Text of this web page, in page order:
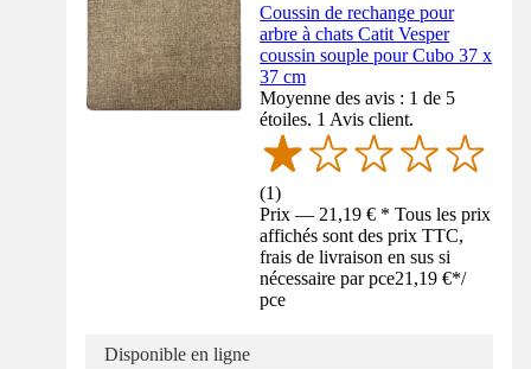
Coussin de rechange pour
arbre à chats Catit Vesper
coussin souple pour Cubo 37 x
37 cm
Moyenne des avis : 1 de 5
étoiles. 1 Avis client.
(1)
Prix — 21,19 € * Tous les prix
affichés sont des prix TTC,
frais de livraison en sus si
nécessaire par pce21,19 €*/
pce
Disponible en ligne